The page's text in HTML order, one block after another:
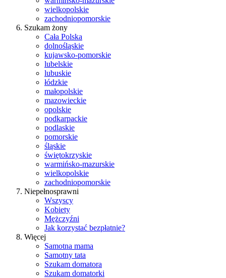
wielkopolskie
zachodniopomorskie
Szukam żony
Cała Polska
dolnośląskie
kujawsko-pomorskie
lubelskie
lubuskie
łódzkie
małopolskie
mazowieckie
opolskie
podkarpackie
podlaskie
pomorskie
śląskie
świętokrzyskie
warmińsko-mazurskie
wielkopolskie
zachodniopomorskie
Niepełnosprawni
Wszyscy
Kobiety
Mężczyźni
Jak korzystać bezpłatnie?
Więcej
Samotna mama
Samotny tata
Szukam domatora
Szukam domatorki